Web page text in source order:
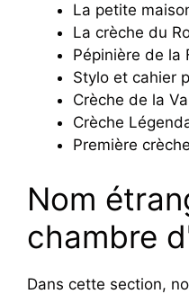
La petite
La crèche du
Pépinière de la
Stylo et cahier
Crèche de la
Crèche
Première
Nom
chambre
Dans cette section,